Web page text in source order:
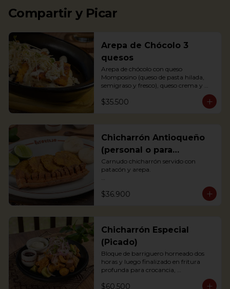
Compartir y Picar
Arepa de Chócolo 3
quesos
Arepa de chócolo con queso
Momposino (queso de pasta hilada,
semigraso y fresco), queso crema y
Sweet corn Arepa with 3 types of
$35.500
Chicharrón Antioqueño
(personal o para
compartir)
Carnudo chicharrón servido con
patacón y arepa.
patacón y arepa.
plantain and arepa
$36.900
Chicharrón Especial
(Picado)
Bloque de barriguero horneado dos
horas y luego finalizado en fritura
profunda para crocancia,
cebolla acevichada y reducción de
$60.500